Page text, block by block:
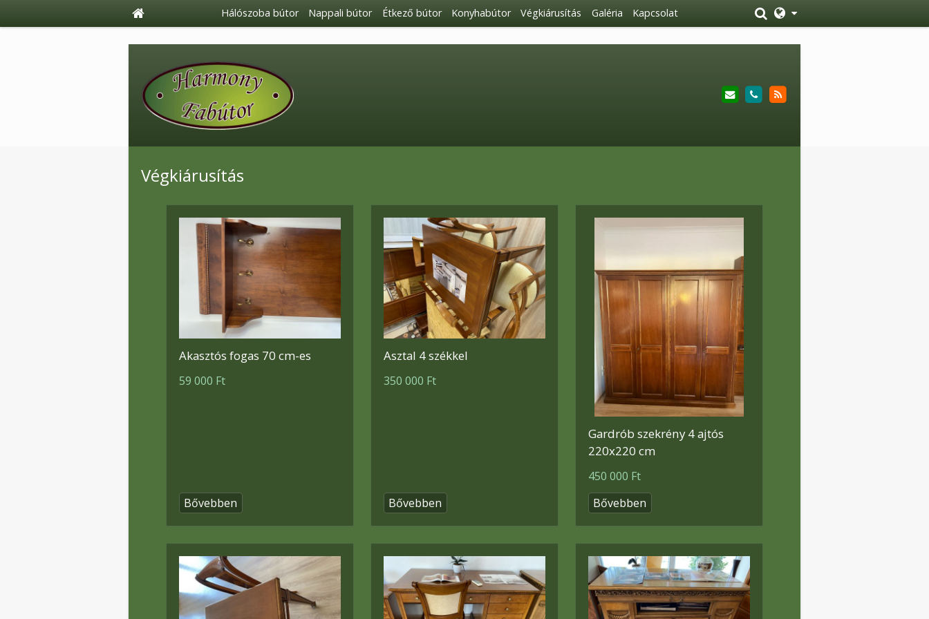
Hálószoba bútor Nappali bútor Étkező bútor Konyhabútor Végkiárusítás Galéria Kapcsolat
Végkiárusítás
Akasztós fogas 70 cm-es
59 000 Ft
Bővebben
Asztal 4 székkel
350 000 Ft
Bővebben
Gardrób szekrény 4 ajtós
220x220 cm
450 000 Ft
Bővebben